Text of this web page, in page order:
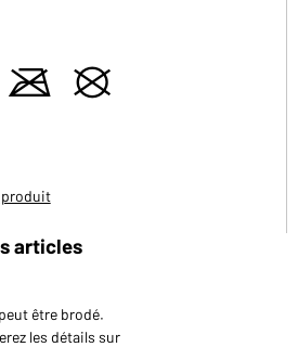
m U
produit
articles
être brodé.
les détails sur